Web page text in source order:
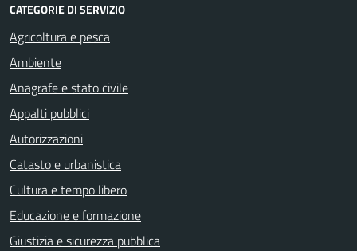
CATEGORIE DI SERVIZIO
Agricoltura e pesca
Ambiente
Anagrafe e stato civile
Appalti pubblici
Autorizzazioni
Catasto e urbanistica
Cultura e tempo libero
Educazione e formazione
Giustizia e sicurezza pubblica